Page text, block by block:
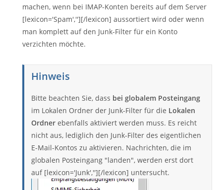
machen, wenn bei IMAP-Konten bereits auf dem Server
[lexicon='Spam',''][/lexicon] aussortiert wird oder wenn
man komplett auf den Junk-Filter für ein Konto
verzichten möchte.
Hinweis
Bitte beachten Sie, dass bei globalem Posteingang
im Lokalen Ordner der Junk-Filter für die Lokalen
Ordner ebenfalls aktiviert werden muss. Es reicht
nicht aus, lediglich den Junk-Filter des eigentlichen
E-Mail-Kontos zu aktivieren. Nachrichten, die im
globalen Posteingang "landen", werden erst dort
auf [lexicon='Junk',''][/lexicon] untersucht.